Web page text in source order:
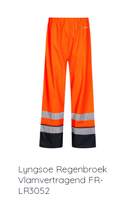
Lyngsoe Regenbroek
Vlamvertragend FR-
LR3052